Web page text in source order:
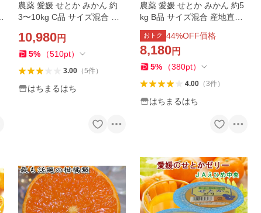
農薬 愛媛 せとか みかん 約
3〜10kg C品 サイズ混合 産
税 ではありません
10,980円
5% （510pt）
3.00（5件）
はちまるはち
農薬 愛媛 せとか みかん 約5
kg B品 サイズ混合 産地直送
大三島 NN ※ ふるさと納税
ではありません
おトク 44%OFF価格
8,180円
5% （380pt）
4.00（3件）
はちまるはち